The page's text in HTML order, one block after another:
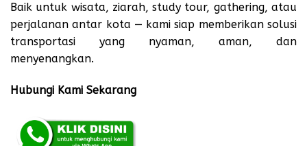
Baik untuk wisata, ziarah, study tour, gathering, atau
perjalanan antar kota — kami siap memberikan solusi
transportasi yang nyaman, aman, dan
menyenangkan.
Hubungi Kami Sekarang